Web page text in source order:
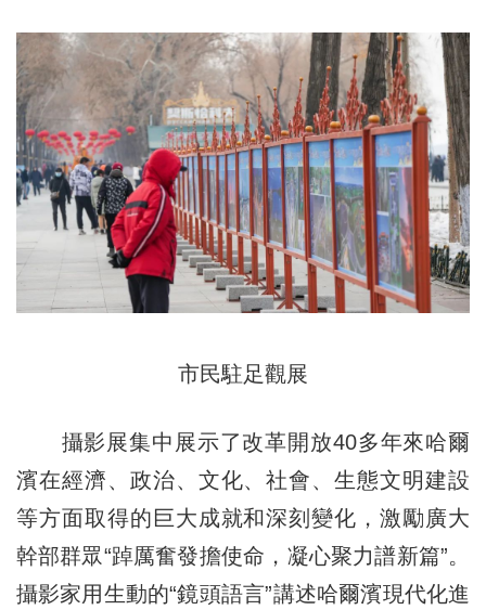
市民駐足觀展
攝影展集中展示了改革開放40多年來哈爾
濱在經濟、政治、文化、社會、生態文明建設
等方面取得的巨大成就和深刻變化，激勵廣大
幹部群眾“踔厲奮發擔使命，凝心聚力譜新篇”。
攝影家用生動的“鏡頭語言”講述哈爾濱現代化進